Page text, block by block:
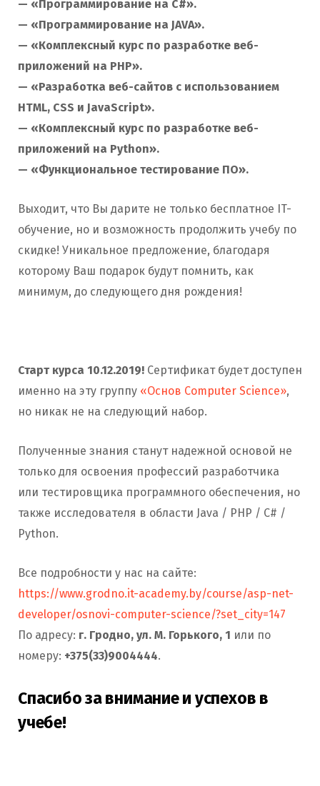
— «Программирование на C#».
— «Программирование на JAVA».
— «Комплексный курс по разработке веб-
приложений на PHP».
— «Разработка веб-сайтов с использованием
HTML, CSS и JavaScript».
— «Комплексный курс по разработке веб-
приложений на Python».
— «Функциональное тестирование ПО».
Выходит, что Вы дарите не только бесплатное IT-
обучение, но и возможность продолжить учебу по
скидке! Уникальное предложение, благодаря
которому Ваш подарок будут помнить, как
минимум, до следующего дня рождения!
Старт курса 10.12.2019! Сертификат будет доступен
именно на эту группу «Основ Computer Science»,
но никак не на следующий набор.
Полученные знания станут надежной основой не
только для освоения профессий разработчика
или тестировщика программного обеспечения, но
также исследователя в области Java / PHP / C# /
Python.
Все подробности у нас на сайте:
https://www.grodno.it-academy.by/course/asp-net-
developer/osnovi-computer-science/?set_city=147
По адресу: г. Гродно, ул. М. Горького, 1 или по
номеру: +375(33)9004444.
Спасибо за внимание и успехов в
учебе!